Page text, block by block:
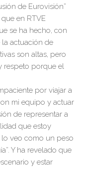
de Eurovisión”
en RTVE
se ha hecho, con
actuación de
son altas, pero
respeto porque el
por viajar a
mi equipo y actuar
de representar a
que estoy
veo como un peso
Y ha revelado que
y estar